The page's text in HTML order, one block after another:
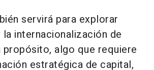
servirá para explorar
internacionalización de
algo que requiere
estratégica de capital,